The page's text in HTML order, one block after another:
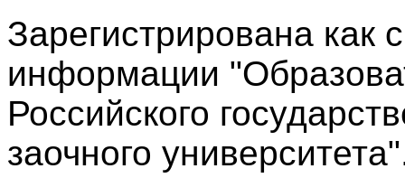
Зарегистрирована как
информации
Российского
заочного